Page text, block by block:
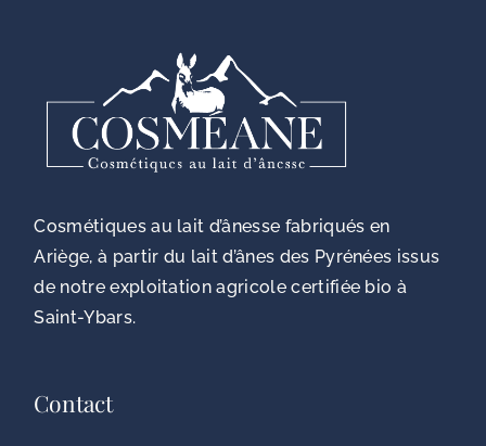
Cosmétiques au lait d’ânesse fabriqués en
Ariège, à partir du lait d’ânes des Pyrénées issus
de notre exploitation agricole certifiée bio à
Saint-Ybars.
Contact